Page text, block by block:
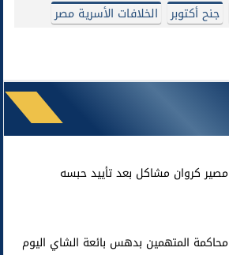
جنح أكتوبر الخلافات الأسرية مصر
مصير كروان مشاكل بعد تأييد حبسه
محاكمة المتهمين بدهس بائعة الشاي اليوم